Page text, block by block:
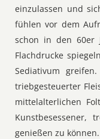
einzulassen und
fühlen vor dem
schon in den 60er
Flachdrucke
Sediativum
triebgesteuerter
mittelalterlichen
Kunstbesessener,
genießen zu können.